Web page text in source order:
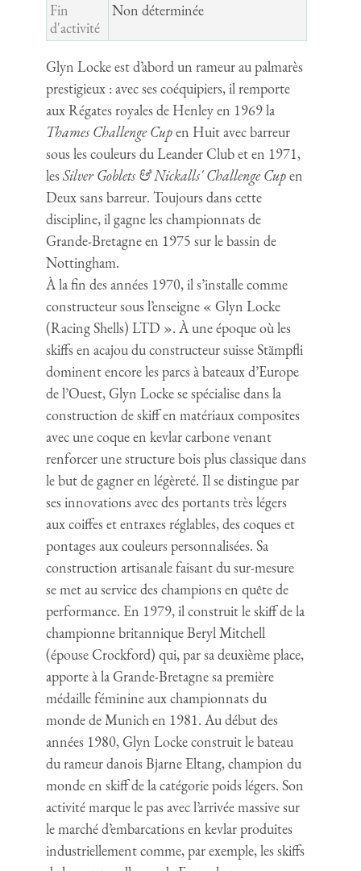
Fin
d'activité
Non déterminée
Glyn Locke est d’abord un rameur au palmarès
prestigieux : avec ses coéquipiers, il remporte
aux Régates royales de Henley en 1969 la
Thames Challenge Cupen Huit avec barreur
sous les couleurs du Leander Club et en 1971,
lesSilver Goblets & Nickalls' Challenge Cupen
Deux sans barreur. Toujours dans cette
discipline, il gagne les championnats de
Grande-Bretagne en 1975 sur le bassin de
Nottingham.
À la fin des années 1970, il s’installe comme
constructeur sous l’enseigne « Glyn Locke
(Racing Shells) LTD ». À une époque où les
skiffs en acajou du constructeur suisse Stämpfli
dominent encore les parcs à bateaux d’Europe
de l’Ouest, Glyn Locke se spécialise dans la
construction de skiff en matériaux composites
avec une coque en kevlar carbone venant
renforcer une structure bois plus classique dans
le but de gagner en légèreté. Il se distingue par
ses innovations avec des portants très légers
aux coiffes et entraxes réglables, des coques et
pontages aux couleurs personnalisées. Sa
construction artisanale faisant du sur-mesure
se met au service des champions en quête de
performance. En 1979, il construit le skiff de la
championne britannique Beryl Mitchell
(épouse Crockford) qui, par sa deuxième place,
apporte à la Grande-Bretagne sa première
médaille féminine aux championnats du
monde de Munich en 1981. Au début des
années 1980, Glyn Locke construit le bateau
du rameur danois Bjarne Eltang, champion du
monde en skiff de la catégorie poids légers. Son
activité marque le pas avec l’arrivée massive sur
le marché d’embarcations en kevlar produites
industriellement comme, par exemple, les skiffs